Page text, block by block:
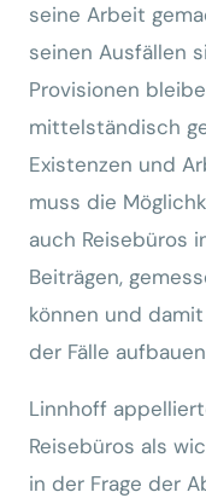
seine Arbeit
seinen Ausfällen
Provisionen
mittelständisch
Existenzen und
muss die
auch Reisebüros
Beiträgen,
können und
der Fälle
Linnhoff
Reisebüros als
in der Frage der